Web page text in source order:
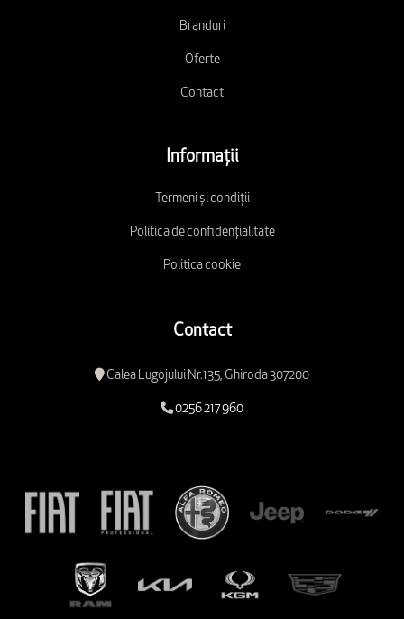
Branduri
Oferte
Contact
Informații
Termeni și condiții
Politica de confidențialitate
Politica cookie
Contact
Calea Lugojului Nr.135, Ghiroda 307200
0256 217 960